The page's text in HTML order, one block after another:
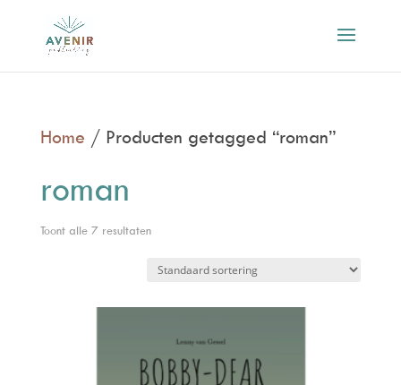
Home / Producten getagged “roman”
roman
Toont alle 7 resultaten